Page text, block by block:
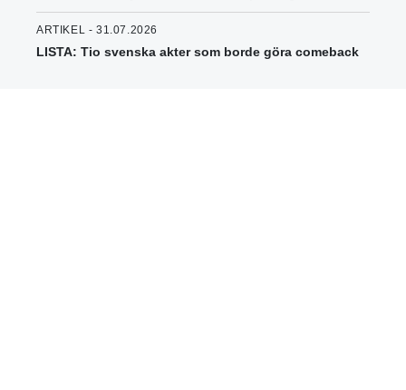
ARTIKEL - 31.07.2026
LISTA: Tio svenska akter som borde göra comeback